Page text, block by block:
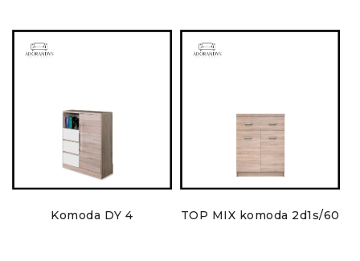
Komoda DY 4 TOP MIX komoda 2d1s/60